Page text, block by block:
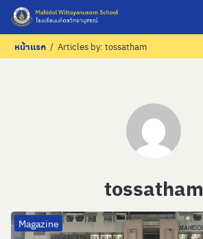
Skip
content
Search
for:
หน้าแรก / Articles by: tossatham
tossatham
Magazine